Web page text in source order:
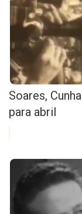
Soares,
para abril